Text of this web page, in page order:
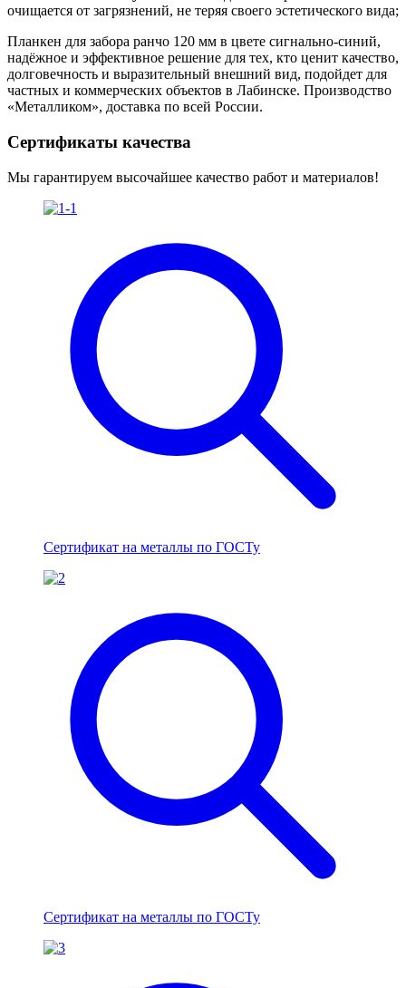
очищается от загрязнений, не теряя своего эстетического вида;
Планкен для забора ранчо 120 мм в цвете сигнально-синий,
надёжное и эффективное решение для тех, кто ценит качество,
долговечность и выразительный внешний вид, подойдет для
частных и коммерческих объектов в Лабинске. Производство
«Металликом», доставка по всей России.
Сертификаты качества
Мы гарантируем высочайшее качество работ и материалов!
Сертификат на металлы по ГОСТу
Сертификат на металлы по ГОСТу